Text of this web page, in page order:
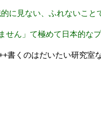
に見ない、ふれないこと
せん」て極めて日本的な
書くのはだいたい研究室